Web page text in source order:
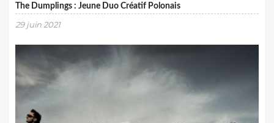
The Dumplings : Jeune Duo Créatif Polonais
29 juin 2021